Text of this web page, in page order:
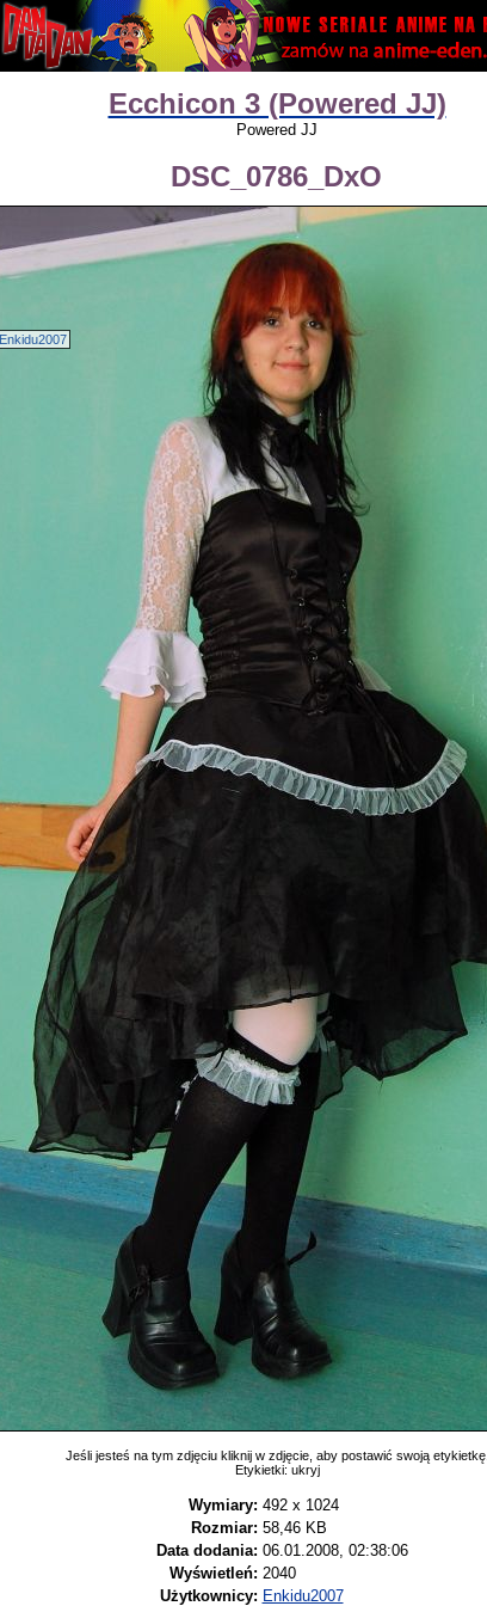
Ecchicon 3 (Powered JJ)
Powered JJ
DSC_0786_DxO
Enkidu2007
Jeśli jesteś na tym zdjęciu kliknij w zdjęcie, aby postawić swoją etykietkę.
Etykietki: ukryj
Wymiary: 492 x 1024
Rozmiar: 58,46 KB
Data dodania: 06.01.2008, 02:38:06
Wyświetleń: 2040
Użytkownicy: Enkidu2007